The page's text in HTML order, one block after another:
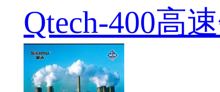
Qtech-400高